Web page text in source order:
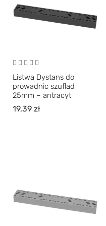
Listwa Dystans do
prowadnic szuflad
25mm – antracyt
19,39 zł